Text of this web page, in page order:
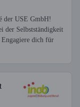
der USE GmbH!
der Selbstständigkeit
dich für